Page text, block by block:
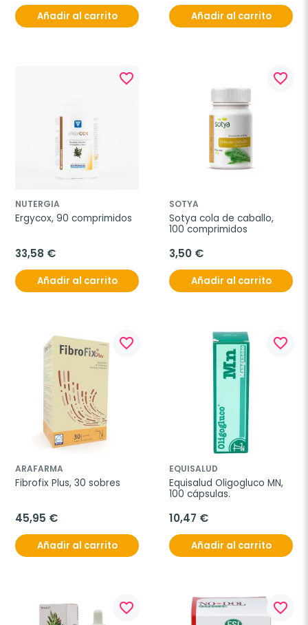
Añadir al carrito Añadir al carrito
favorite_border
NUTERGIA
Ergycox, 90 comprimidos
33,58 €
Añadir al carrito
favorite_border
SOTYA
Sotya cola de caballo,
100 comprimidos
3,50 €
Añadir al carrito
favorite_border
ARAFARMA
Fibrofix Plus, 30 sobres
45,95 €
Añadir al carrito
favorite_border
EQUISALUD
Equisalud Oligogluco MN,
100 cápsulas.
10,47 €
Añadir al carrito
favorite_border favorite_border